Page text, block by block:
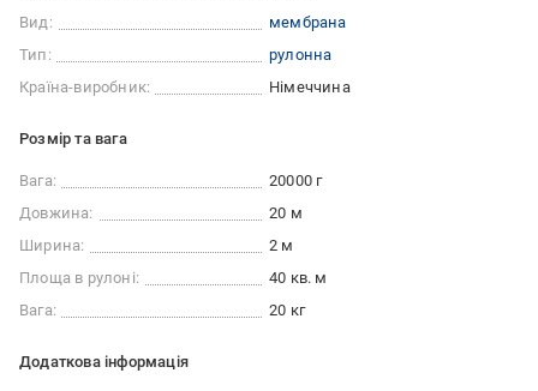
Вид:
мембрана
Тип:
рулонна
Країна-виробник:
Німеччина
Розмір та вага
Вага:
20000 г
Довжина:
20 м
Ширина:
2 м
Площа в рулоні:
40 кв. м
Вага:
20 кг
Додаткова інформація